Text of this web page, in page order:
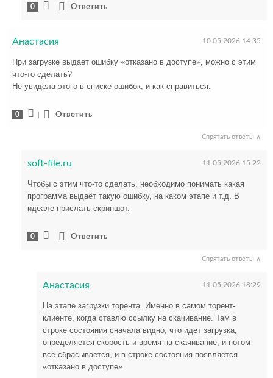
0 Ответить
Анастасия 10.05.2026 14:35
При загрузке выдает ошибку «отказано в доступе», можно с этим
что-то сделать?
Не увидела этого в списке ошибок, и как справиться.
0 Ответить
Спрятать ответы ∧
soft-file.ru 11.05.2026 15:22
Чтобы с этим что-то сделать, необходимо понимать какая
программа выдаёт такую ошибку, на каком этапе и т.д. В
идеале прислать скриншот.
0 Ответить
Спрятать ответы ∧
Анастасия 11.05.2026 18:29
На этапе загрузки торента. Именно в самом торент-
клиенте, когда ставлю ссылку на скачивание. Там в
строке состояния сначала видно, что идет загрузка,
определяется скорость и время на скачивание, и потом
всё сбрасывается, и в строке состояния появляется
«отказано в доступе»